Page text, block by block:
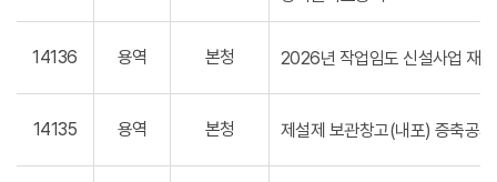
14136 용역 본청 2026년 작업임도 신설사업 재
14135 용역 본청 제설제 보관창고(내포) 증축공